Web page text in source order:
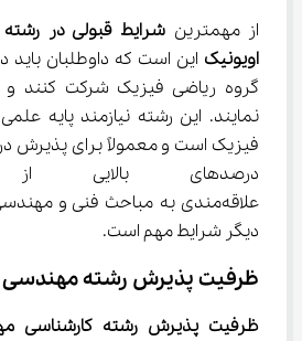
از مهم‎ترین
شرایط قبولی در
اویونیک این است که داوطلبان باید
گروه ریاضی فیزیک شرکت کنند
نمایند. این رشته نیازمند پایه
درصدهای
علاقه‌مندی به مباحث فنی و
دیگر شرایط مهم است.
ظرفیت پذیرش رشته مهندسی
ظرفیت پذیرش رشته کارشناسی